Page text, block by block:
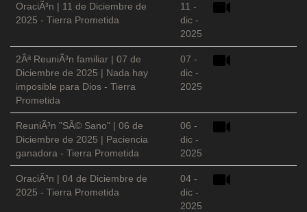
OraciÃ³n | 11 de Diciembre de
2025 - Tierra Prometida
11 -
dic -
2025
2Âª ReuniÃ³n familiar | 07 de
Diciembre de 2025 | Nada hay
imposible para Dios - Tierra
Prometida
07 -
dic -
2025
ReuniÃ³n "SÃ© Sano" | 06 de
Diciembre de 2025 | Paciencia
ganadora - Tierra Prometida
06 -
dic -
2025
OraciÃ³n | 04 de Diciembre de
2025 - Tierra Prometida
04 -
dic -
2025